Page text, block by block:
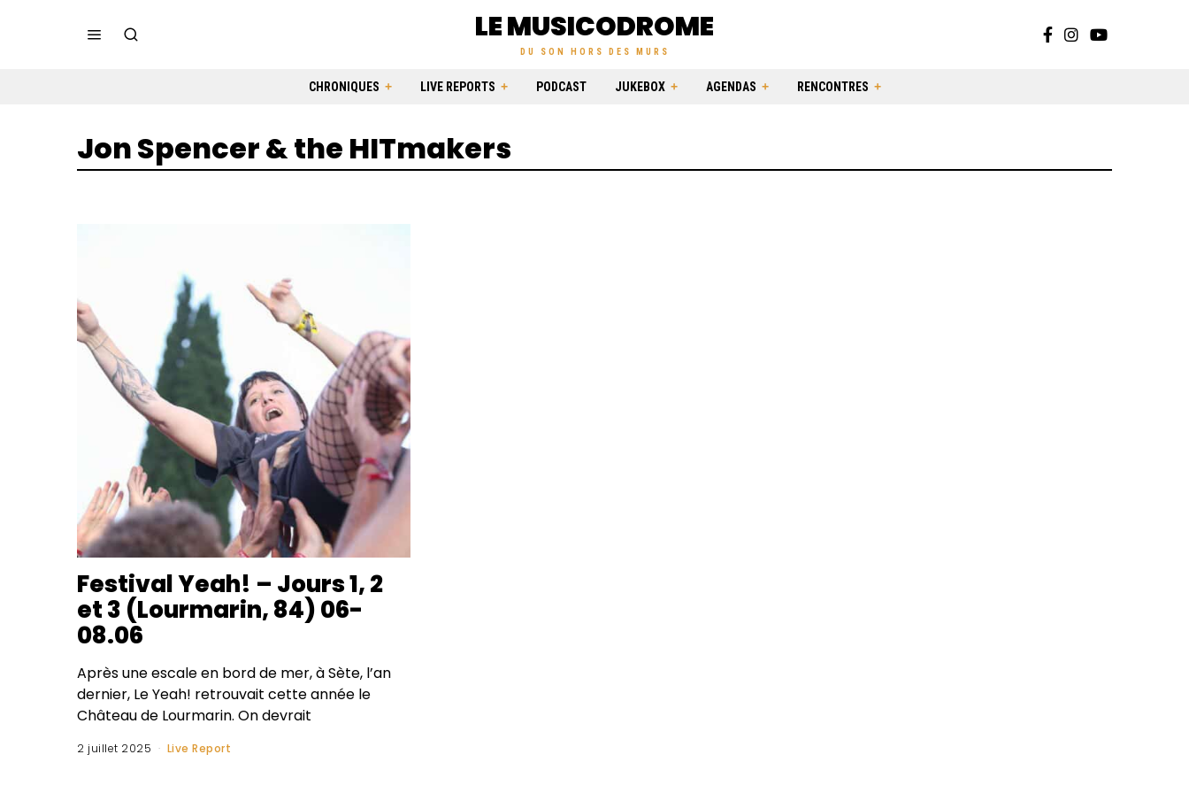
LE MUSICODROME
DU SON HORS DES MURS
CHRONIQUES LIVE REPORTS PODCAST JUKEBOX AGENDAS RENCONTRES
Jon Spencer & the HITmakers
Festival Yeah! – Jours 1, 2
et 3 (Lourmarin, 84) 06-
08.06
Après une escale en bord de mer, à Sète, l’an
dernier, Le Yeah! retrouvait cette année le
Château de Lourmarin. On devrait
2 juillet 2025 Live Report